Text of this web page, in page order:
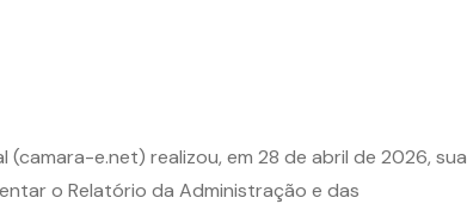
(camara-e.net) realizou, em 28 de abril de 2026, sua
o Relatório da Administração e das